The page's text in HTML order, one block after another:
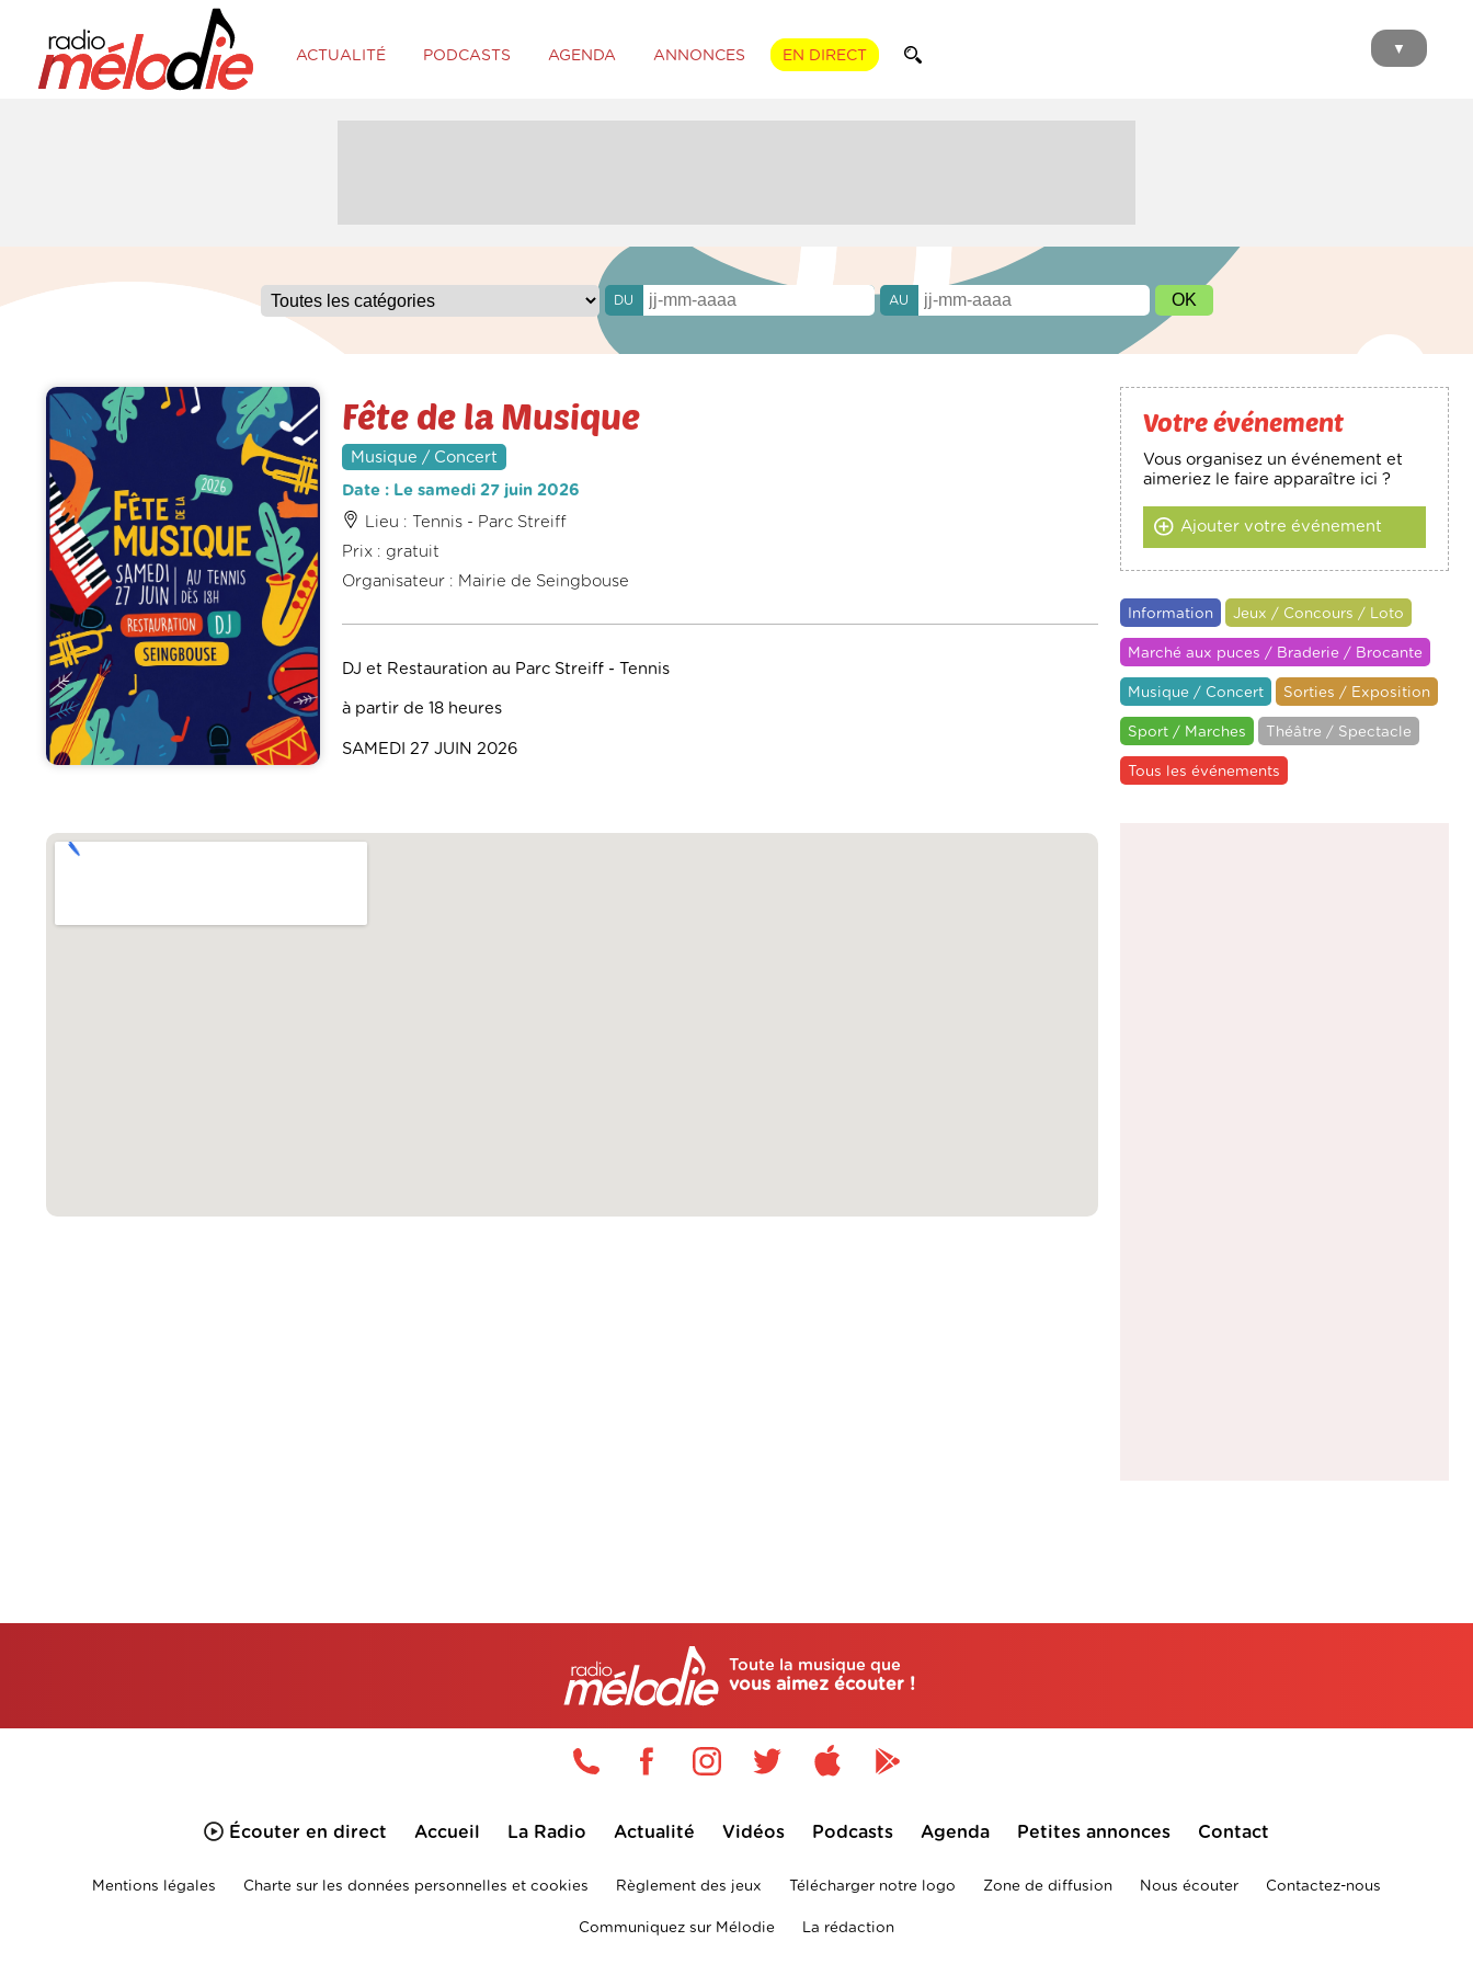
ACTUALITÉ PODCASTS AGENDA ANNONCES EN DIRECT ▼
DU AU
Fête de la Musique
Musique / Concert
Date : Le samedi 27 juin 2026
Lieu : Tennis - Parc Streiff
Prix : gratuit
Organisateur : Mairie de Seingbouse
DJ et Restauration au Parc Streiff - Tennis
à partir de 18 heures
SAMEDI 27 JUIN 2026
Votre événement
Vous organisez un événement et
aimeriez le faire apparaître ici ?
Ajouter votre événement
Information Jeux / Concours / Loto
Marché aux puces / Braderie / Brocante
Musique / Concert Sorties / Exposition
Sport / Marches Théâtre / Spectacle
Tous les événements
Toute la musique que
vous aimez écouter !
Écouter en direct Accueil La Radio Actualité Vidéos Podcasts Agenda Petites annonces Contact
Mentions légales Charte sur les données personnelles et cookies Règlement des jeux Télécharger notre logo Zone de diffusion Nous écouter Contactez-nous
Communiquez sur Mélodie La rédaction